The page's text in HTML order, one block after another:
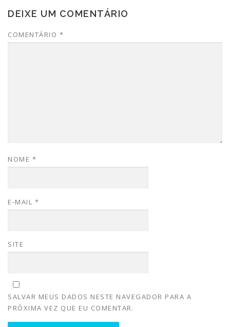
DEIXE UM COMENTÁRIO
COMENTÁRIO *
NOME *
E-MAIL *
SITE
SALVAR MEUS DADOS NESTE NAVEGADOR PARA A
PRÓXIMA VEZ QUE EU COMENTAR.